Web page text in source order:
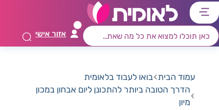
דלג
לתפריט
ראשי
דלג
לרכיב
חיפוש
דלג
לתוכן
מרכזי
דלג
לאזור
קישורים
אזור אישי
עמוד הבית בואו לעבוד בלאומית
הדרך הטובה ביותר להתכונן ליום אבחון במכון
מיון